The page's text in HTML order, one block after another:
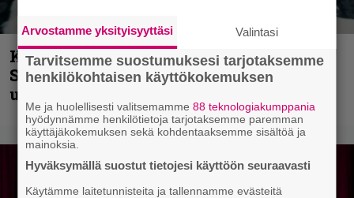
Kunnianosoitus hyiselle Pohjolalle –
Shining hyppäsi keskelle kinoksia
uudella videollaan
Arvostamme yksityisyyttäsi Valintasi
Tarvitsemme suostumuksesi tarjotaksemme
henkilökohtaisen käyttökokemuksen
Me ja huolellisesti valitsemamme88 teknologiakumppania
hyödynnämme henkilötietoja tarjotaksemme paremman
käyttäjäkokemuksen sekä kohdentaaksemme sisältöä ja
mainoksia.
Hyväksymällä suostut tietojesi käyttöön seuraavasti
Käytämme laitetunnisteita ja tallennamme evästeitä